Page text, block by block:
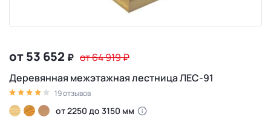
от 53 652 ₽ от 64 919₽
Деревянная межэтажная лестница ЛЕС-91
19 отзывов
от 2250 до 3150 мм